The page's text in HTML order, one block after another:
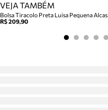
VEJA TAMBÉM
Bolsa Tiracolo Preta Luisa Pequena Alcas
R$ 209,90